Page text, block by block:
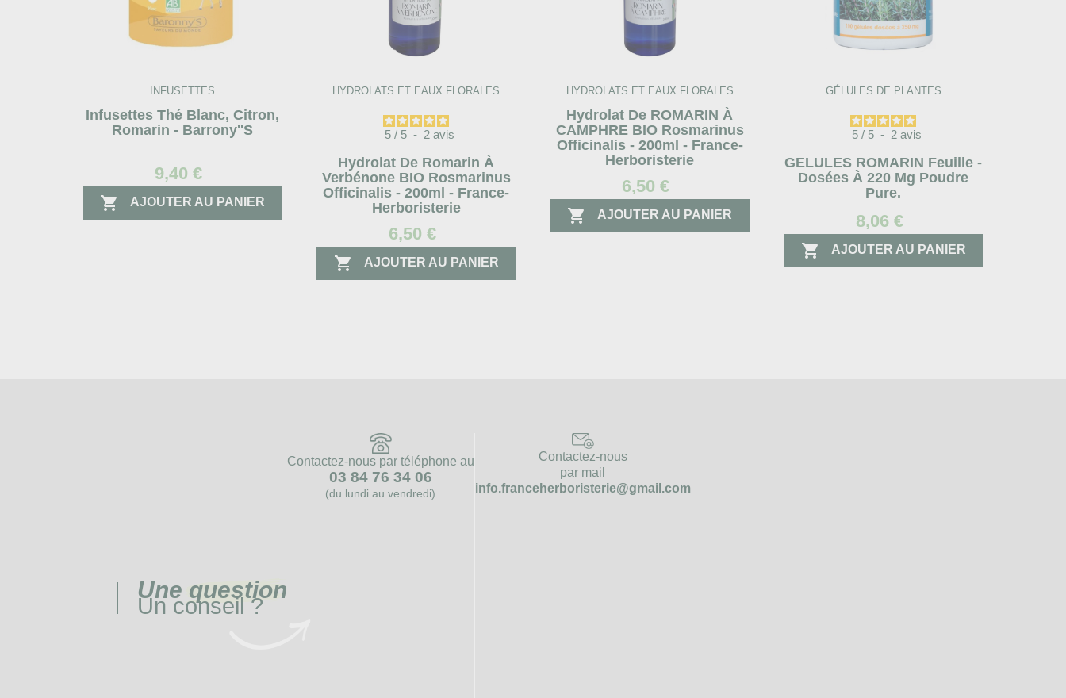
INFUSETTES
Infusettes Thé Blanc, Citron,
Romarin - Barrony''s
9,40 €
 AJOUTER AU PANIER
HYDROLATS ET EAUX FLORALES
5 / 5 - 2 avis
Hydrolat De Romarin À
Verbénone BIO Rosmarinus
Officinalis - 200ml - France-
Herboristerie
6,50 €
 AJOUTER AU PANIER
HYDROLATS ET EAUX FLORALES
Hydrolat De ROMARIN À
CAMPHRE BIO Rosmarinus
Officinalis - 200ml - France-
Herboristerie
6,50 €
 AJOUTER AU PANIER
GÉLULES DE PLANTES
5 / 5 - 2 avis
GELULES ROMARIN Feuille -
Dosées À 220 Mg Poudre
Pure.
8,06 €
 AJOUTER AU PANIER
Une question
Un conseil ?
Contactez-nous par téléphone au
03 84 76 34 06
(du lundi au vendredi)
Contactez-nous
par mail
info.franceherboristerie@gmail.com